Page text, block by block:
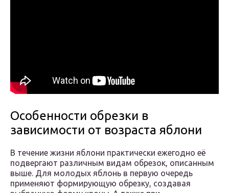
Особенности обрезки в
зависимости от возраста яблони
В течение жизни яблони практически ежегодно её
подвергают различным видам обрезок, описанным
выше. Для молодых яблонь в первую очередь
применяют формирующую обрезку, создавая